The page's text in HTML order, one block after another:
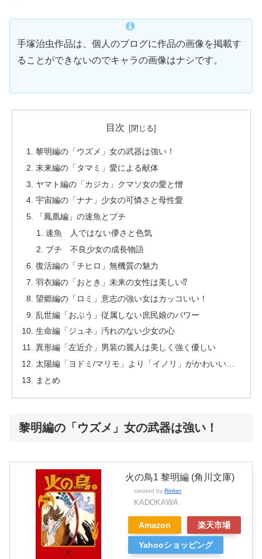
手塚治虫作品は、個人のブログに作品の画像を掲載す
ることができないのでキャラの画像はナシです。
目次
黎明編の「ウズメ」女の武器は強い！
末来編の「タマミ」愛による献体
ヤマト編の「カジカ」クマソ女の愛と憎
宇宙編の「ナナ」少女の可憐さと母性愛
「鳳凰編」の速魚とブチ
速魚 人ではない儚さと色気
ブチ 不良少女の成長物語
復活編の「チヒロ」無機質の魅力
羽衣編の「おとき」未来の女性は美しい⁉
望郷編の「ロミ」意志の強い女はカッコいい！
乱世編「おぶう」従属しない庶民娘のパワー
生命編「ジュネ」汚れのない少女の心
異形編「左近介」男装の麗人は美しく強く優しい
太陽編「ヨドミ/マリモ」より「イノリ」がかわいい…
まとめ
黎明編の「ウズメ」女の武器は強い！
火の鳥1 黎明編 (角川文庫)
created by Rinker
KADOKAWA
Amazon 楽天市場
Yahooショッピング